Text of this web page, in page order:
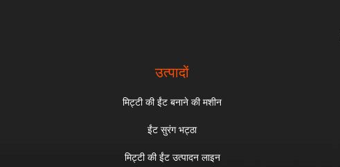
उत्पादों
मिट्टी की ईंट बनाने की मशीन
ईंट सुरंग भट्ठा
मिट्टी की ईंट उत्पादन लाइन